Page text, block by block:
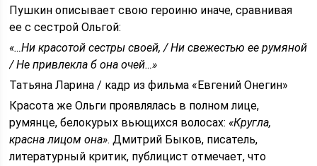
Пушкин описывает свою героиню иначе, сравнивая
ее с сестрой Ольгой:
«…Ни красотой сестры своей, / Ни свежестью ее румяной
/ Не привлекла б она очей…»
Татьяна Ларина / кадр из фильма «Евгений Онегин»
Красота же Ольги проявлялась в полном лице,
румянце, белокурых вьющихся волосах:«Кругла,
красна лицом она». Дмитрий Быков, писатель,
литературный критик, публицист отмечает, что